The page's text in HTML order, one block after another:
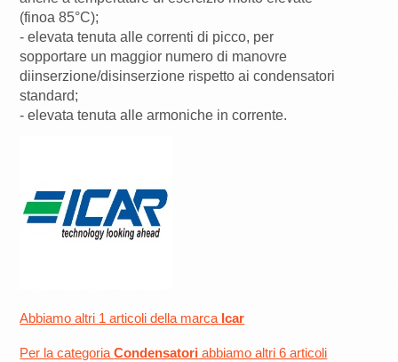
(finoa 85°C);
- elevata tenuta alle correnti di picco, per
sopportare un maggior numero di manovre
diinserzione/disinserzione rispetto ai condensatori
standard;
- elevata tenuta alle armoniche in corrente.
Abbiamo altri 1 articoli della marca Icar
Per la categoriaCondensatori abbiamo altri 6 articoli